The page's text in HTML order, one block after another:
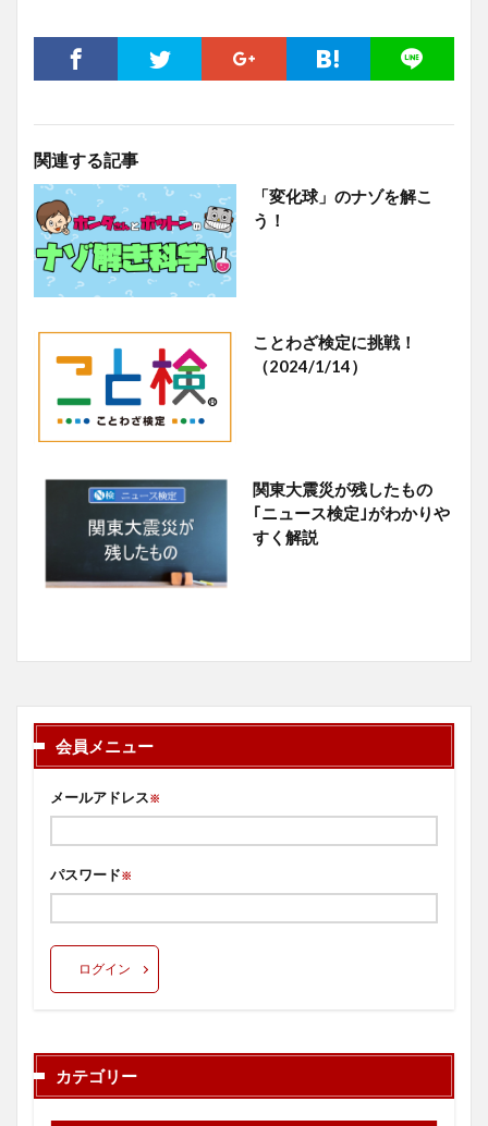
関連する記事
「変化球」のナゾを解こ
う！
ことわざ検定に挑戦！
（2024/1/14）
関東大震災が残したもの
｢ニュース検定｣がわかりや
すく解説
会員メニュー
メールアドレス※
パスワード※
ログイン
カテゴリー